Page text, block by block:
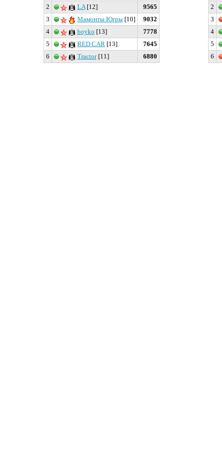
2 LA[12]
9565
3
Мамонты Югры[10]
9032
4
boyko [13]
7778
5
RED CAR[13]
7645
6
Tractor[11] 6880
2
3
4
5
6